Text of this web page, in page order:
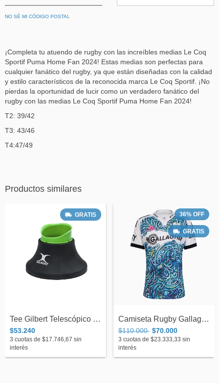
NO SÉ MI CÓDIGO POSTAL
¡Completa tu atuendo de rugby con las increíbles medias Le Coq
Sportif Puma Home Fan 2024! Estas medias son perfectas para
cualquier fanático del rugby, ya que están diseñadas con la calidad
y estilo característicos de la reconocida marca Le Coq Sportif. ¡No
pierdas la oportunidad de lucir como un verdadero fanático del
rugby con las medias Le Coq Sportif Puma Home Fan 2024!
T2: 39/42
T3: 43/46
T4:47/49
Productos similares
GRATIS
Tee Gilbert Telescópico Negro
$53.240
3 cuotas de $17.746,67 sin
interés
36% OFF
GRATIS
Camiseta Rugby Gallagher Chiefs Away Whi...
$110.000 $70.000
3 cuotas de $23.333,33 sin
interés